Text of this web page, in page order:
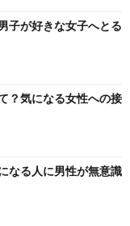
子が好きな女子へとる
？気になる女性への接
なる人に男性が無意識